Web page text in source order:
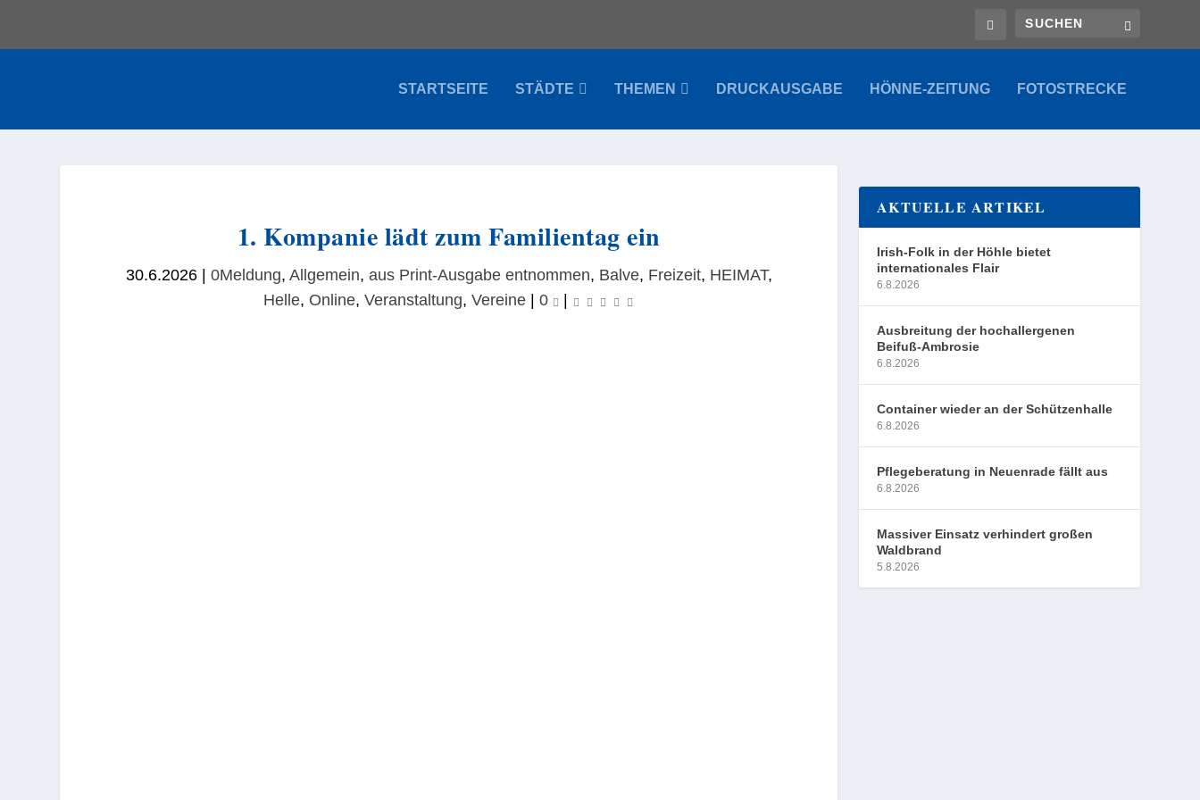
STARTSEITE STÄDTE THEMEN DRUCKAUSGABE HÖNNE-ZEITUNG FOTOSTRECKE
1. Kompanie lädt zum Familientag ein
30.6.2026| 0Meldung, Allgemein, aus Print-Ausgabe entnommen, Balve, Freizeit, HEIMAT,
Helle, Online, Veranstaltung, Vereine| 0
AKTUELLE ARTIKEL
Irish-Folk in der Höhle bietet
internationales Flair
6.8.2026
Ausbreitung der hochallergenen
Beifuß-Ambrosie
6.8.2026
Container wieder an der Schützenhalle
6.8.2026
Pflegeberatung in Neuenrade fällt aus
6.8.2026
Massiver Einsatz verhindert großen
Waldbrand
5.8.2026